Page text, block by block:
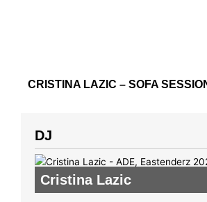
CRISTINA LAZIC – SOFA
DJ
Cristina Lazic